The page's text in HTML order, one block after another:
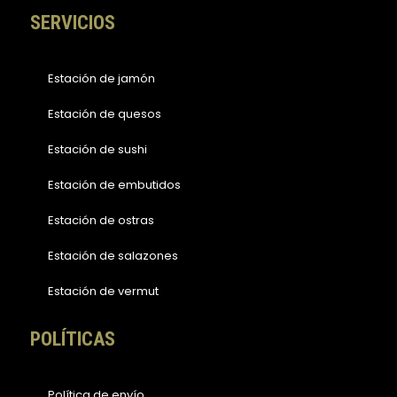
SERVICIOS
Estación de jamón
Estación de quesos
Estación de sushi
Estación de embutidos
Estación de ostras
Estación de salazones
Estación de vermut
POLÍTICAS